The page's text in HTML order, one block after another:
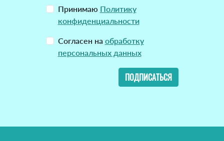
Принимаю Политику
конфиденциальности
Согласен на обработку
персональных данных
ПОДПИСАТЬСЯ